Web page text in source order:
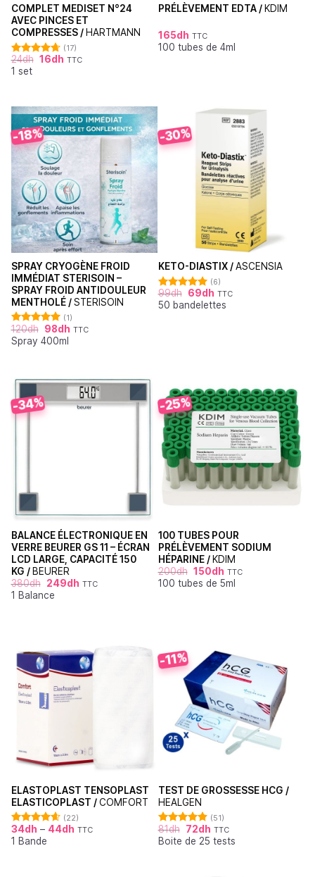
COMPLET MEDISET N°24
AVEC PINCES ET
COMPRESSES / HARTMANN
Note
4.71
sur 5
(17)
24dh 16dh TTC
1 set
PRÉLÈVEMENT EDTA / KDIM
165dh TTC
100 tubes de 4ml
-18%
SPRAY CRYOGÈNE FROID
IMMÉDIAT STERISOIN –
SPRAY FROID ANTIDOULEUR
MENTHOLÉ /STERISOIN
Note5.00
sur 5
(1)
120dh 98dh TTC
Spray 400ml
-30%
KETO-DIASTIX /ASCENSIA
Note5.00
sur 5
(6)
99dh 69dh TTC
50 bandelettes
-34%
BALANCE ÉLECTRONIQUE EN
VERRE BEURER GS 11 – ÉCRAN
LCD LARGE, CAPACITÉ 150
KG / BEURER
380dh 249dh TTC
1 Balance
-25%
100 TUBES POUR
PRÉLÈVEMENT SODIUM
HÉPARINE / KDIM
200dh 150dh TTC
100 tubes de 5ml
ELASTOPLAST TENSOPLAST
ELASTICOPLAST /COMFORT
Note4.64
sur 5
(22)
34dh – 44dh TTC
1 Bande
-11%
TEST DE GROSSESSE HCG /
HEALGEN
Note
4.88
sur 5
(51)
81dh 72dh TTC
Boite de 25 tests